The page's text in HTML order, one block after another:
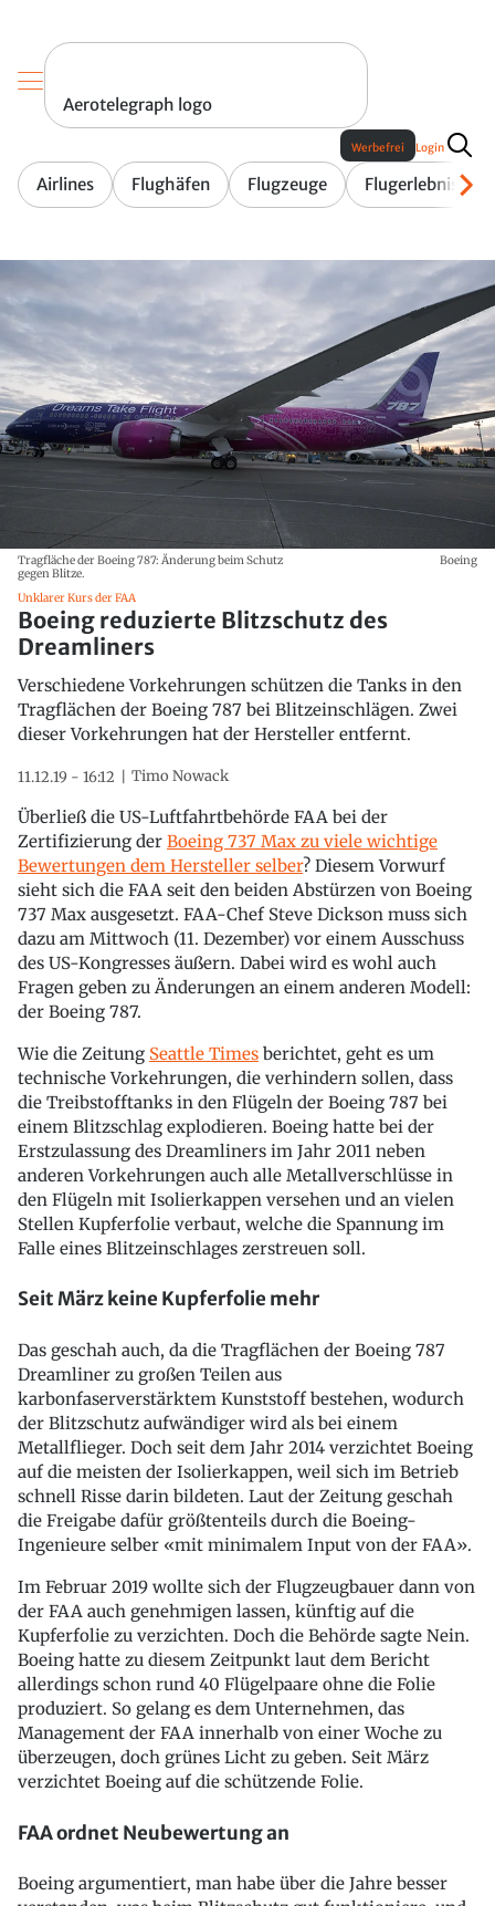
Aerotelegraph logo
Airlines Flughäfen Flugzeuge Flugerlebnis
Werbefrei Login
Tragfläche der Boeing 787: Änderung beim Schutz
gegen Blitze.
Boeing
Unklarer Kurs der FAA
Boeing reduzierte Blitzschutz des
Dreamliners
Verschiedene Vorkehrungen schützen die Tanks in den
Tragflächen der Boeing 787 bei Blitzeinschlägen. Zwei
dieser Vorkehrungen hat der Hersteller entfernt.
11.12.19 - 16:12 Timo Nowack
Überließ die US-Luftfahrtbehörde FAA bei der
Zertifizierung der Boeing 737 Max zu viele wichtige
Bewertungen dem Hersteller selber? Diesem Vorwurf
sieht sich die FAA seit den beiden Abstürzen von Boeing
737 Max ausgesetzt. FAA-Chef Steve Dickson muss sich
dazu am Mittwoch (11. Dezember) vor einem Ausschuss
des US-Kongresses äußern. Dabei wird es wohl auch
Fragen geben zu Änderungen an einem anderen Modell:
der Boeing 787.
Wie die Zeitung Seattle Times berichtet, geht es um
technische Vorkehrungen, die verhindern sollen, dass
die Treibstofftanks in den Flügeln der Boeing 787 bei
einem Blitzschlag explodieren. Boeing hatte bei der
Erstzulassung des Dreamliners im Jahr 2011 neben
anderen Vorkehrungen auch alle Metallverschlüsse in
den Flügeln mit Isolierkappen versehen und an vielen
Stellen Kupferfolie verbaut, welche die Spannung im
Falle eines Blitzeinschlages zerstreuen soll.
Seit März keine Kupferfolie mehr
Das geschah auch, da die Tragflächen der Boeing 787
Dreamliner zu großen Teilen aus
karbonfaserverstärktem Kunststoff bestehen, wodurch
der Blitzschutz aufwändiger wird als bei einem
Metallflieger. Doch seit dem Jahr 2014 verzichtet Boeing
auf die meisten der Isolierkappen, weil sich im Betrieb
schnell Risse darin bildeten. Laut der Zeitung geschah
die Freigabe dafür größtenteils durch die Boeing-
Ingenieure selber «mit minimalem Input von der FAA».
Im Februar 2019 wollte sich der Flugzeugbauer dann von
der FAA auch genehmigen lassen, künftig auf die
Kupferfolie zu verzichten. Doch die Behörde sagte Nein.
Boeing hatte zu diesem Zeitpunkt laut dem Bericht
allerdings schon rund 40 Flügelpaare ohne die Folie
produziert. So gelang es dem Unternehmen, das
Management der FAA innerhalb von einer Woche zu
überzeugen, doch grünes Licht zu geben. Seit März
verzichtet Boeing auf die schützende Folie.
FAA ordnet Neubewertung an
Boeing argumentiert, man habe über die Jahre besser